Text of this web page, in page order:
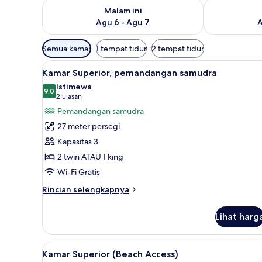
Malam ini
Agu 6 - Agu 7
Periksa ketersediaan untuk malam ini Agu 6 - Agu 7
Periksa
Filter
tersedia
untuk
kamar
Semua kamar 1 tempat tidur 2 tempat tidur
Lihat
semua
foto
untuk
Kamar
Superior,
pemandangan
samudra
Kamar Superior,
11
Kamar Superior, pemandangan samudra
9,09,0 dari 10
Istimewa
2 ulasan
(2
ulasan)
Pemandangan samudra
27 meter persegi
Kapasitas 3
2 twin ATAU 1 king
Wi-Fi Gratis
Rincian selengkapnya
Rincian
Kamar
Superior,
pemandangan
Lihat
Lihat
Minibar, brankas, meja kerja,
6
Kamar Superior (Beach Access)